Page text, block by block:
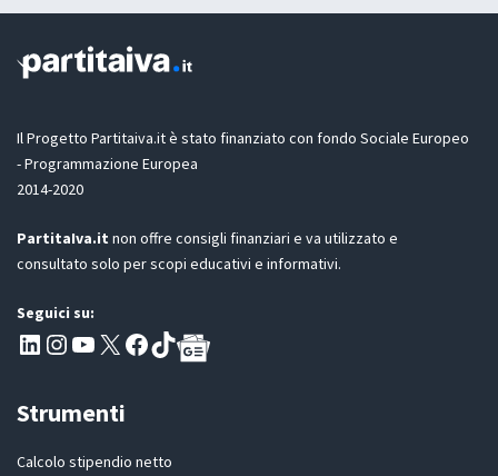
a
l
t
n
D
R
*
Il Progetto Partitaiva.it è stato finanziato con fondo Sociale Europeo
- Programmazione Europea
2014-2020
PartitaIva.it non offre consigli finanziari e va utilizzato e
consultato solo per scopi educativi e informativi.
Seguici su:
Pagina LinkedIn PartitaIva
Instagram
Canale YouTube Evoluzione - Partitaiva.it
X Segui PartitaIva su Facebook
TikTok
Strumenti
Calcolo stipendio netto